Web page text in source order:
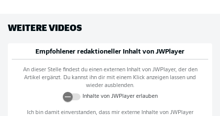
WEITERE VIDEOS
Empfohlener redaktioneller Inhalt von JWPlayer
An dieser Stelle findest du einen externen Inhalt von JWPlayer, der den
Artikel ergänzt. Du kannst ihn dir mit einem Klick anzeigen lassen und
wieder ausblenden.
Inhalte von JWPlayererlauben
Ich bin damit einverstanden, dass mir externe Inhalte von JWPlayer